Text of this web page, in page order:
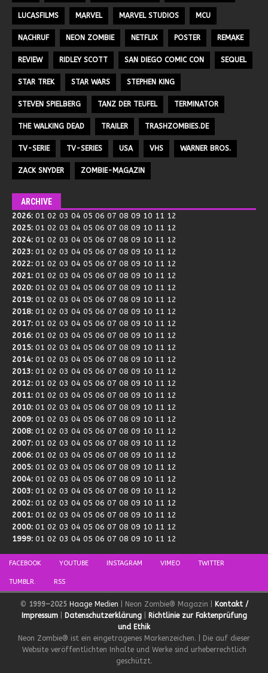
LUCASFILMS MARVEL MARVEL STUDIOS MCU
NACHRUF NEON ZOMBIE NETFLIX POSTER REMAKE
REVIEW RIDLEY SCOTT SAN DIEGO COMIC CON SEQUEL
STAR TREK STAR WARS STEPHEN KING
STEVEN SPIELBERG TANZ DER TEUFEL TERMINATOR
THE WALKING DEAD TRAILER TRASHZOMBIES.DE
TV-SERIE TV-SERIES USA VHS WARNER BROS.
ZACK SNYDER ZOMBIE-MAGAZIN
ARCHIVE
2026: 01 02 03 04 05 06 07 08 09 10 11 12
2025: 01 02 03 04 05 06 07 08 09 10 11 12
2024: 01 02 03 04 05 06 07 08 09 10 11 12
2023: 01 02 03 04 05 06 07 08 09 10 11 12
2022: 01 02 03 04 05 06 07 08 09 10 11 12
2021: 01 02 03 04 05 06 07 08 09 10 11 12
2020: 01 02 03 04 05 06 07 08 09 10 11 12
2019: 01 02 03 04 05 06 07 08 09 10 11 12
2018: 01 02 03 04 05 06 07 08 09 10 11 12
2017: 01 02 03 04 05 06 07 08 09 10 11 12
2016: 01 02 03 04 05 06 07 08 09 10 11 12
2015: 01 02 03 04 05 06 07 08 09 10 11 12
2014: 01 02 03 04 05 06 07 08 09 10 11 12
2013: 01 02 03 04 05 06 07 08 09 10 11 12
2012: 01 02 03 04 05 06 07 08 09 10 11 12
2011: 01 02 03 04 05 06 07 08 09 10 11 12
2010: 01 02 03 04 05 06 07 08 09 10 11 12
2009: 01 02 03 04 05 06 07 08 09 10 11 12
2008: 01 02 03 04 05 06 07 08 09 10 11 12
2007: 01 02 03 04 05 06 07 08 09 10 11 12
2006: 01 02 03 04 05 06 07 08 09 10 11 12
2005: 01 02 03 04 05 06 07 08 09 10 11 12
2004: 01 02 03 04 05 06 07 08 09 10 11 12
2003: 01 02 03 04 05 06 07 08 09 10 11 12
2002: 01 02 03 04 05 06 07 08 09 10 11 12
2001: 01 02 03 04 05 06 07 08 09 10 11 12
2000: 01 02 03 04 05 06 07 08 09 10 11 12
1999: 01 02 03 04 05 06 07 08 09 10 11 12
FACEBOOK YOUTUBE INSTAGRAM VIMEO TWITTER
TUMBLR. RSS
© 1999–2025 Haage Medien | Neon Zombie® Magazin |
Kontakt /
Impressum| Datenschutzerklärung|
Richtlinie zur Faktenprüfung
und Ethik
Neon Zombie® ist ein eingetragenes Markenzeichen. | Die auf dieser
Website veröffentlichten Inhalte und Werke sind urheberrechtlich
geschützt.